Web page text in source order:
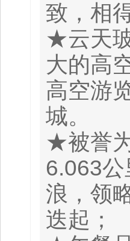
致，相
★云天
大的高
高空游
城。
★被誉
6.063
浪，领
迭起；